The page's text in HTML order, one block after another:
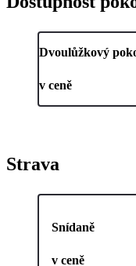
Dvoulůžkový
v ceně
Strava
Snídaně
v ceně